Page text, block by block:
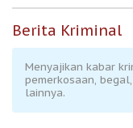
Berita Kriminal
Menyajikan kabar
pemerkosaan,
lainnya.